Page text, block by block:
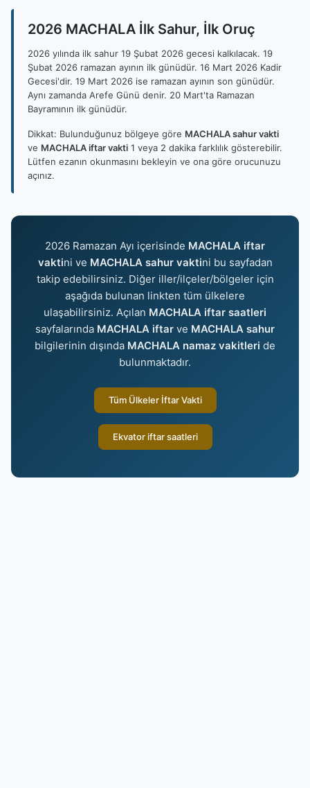
2026 MACHALA İlk Sahur, İlk Oruç
2026 yılında ilk sahur 19 Şubat 2026 gecesi kalkılacak. 19
Şubat 2026 ramazan ayının ilk günüdür. 16 Mart 2026 Kadir
Gecesi'dir. 19 Mart 2026 ise ramazan ayının son günüdür.
Aynı zamanda Arefe Günü denir. 20 Mart'ta Ramazan
Bayramının ilk günüdür.
Dikkat: Bulunduğunuz bölgeye göre MACHALA sahur vakti
ve MACHALA iftar vakti 1 veya 2 dakika farklılık gösterebilir.
Lütfen ezanın okunmasını bekleyin ve ona göre orucunuzu
açınız.
2026 Ramazan Ayı içerisinde MACHALA iftar
vaktini ve MACHALA sahur vaktini bu sayfadan
takip edebilirsiniz. Diğer iller/ilçeler/bölgeler için
aşağıda bulunan linkten tüm ülkelere
ulaşabilirsiniz. Açılan MACHALA iftar saatleri
sayfalarında MACHALA iftar ve MACHALA sahur
bilgilerinin dışında MACHALA namaz vakitleri de
bulunmaktadır.
Tüm Ülkeler İftar Vakti
Ekvator iftar saatleri